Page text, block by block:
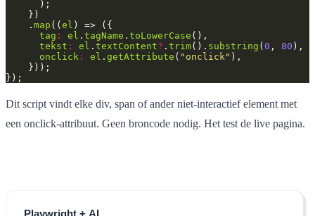
    .
map (( el
tag : el . tagName . toLowerCase
tekst : el . textContent? . trim(). substring ( 0 , 80
onclick : el . getAttribute ( "onclick"
Dit script vindt elke div, span of ander niet-interactief element met
een onclick-attribuut. Geen broncode nodig. Het test de live pagina.